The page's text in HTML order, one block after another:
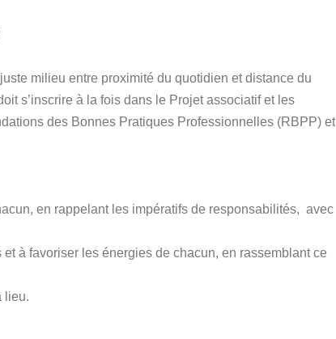
milieu entre proximité du quotidien et distance du
s’inscrire à la fois dans le Projet associatif et les
des Bonnes Pratiques Professionnelles (RBPP) et
en rappelant les impératifs de responsabilités, avec
à favoriser les énergies de chacun, en rassemblant ce
lieu.